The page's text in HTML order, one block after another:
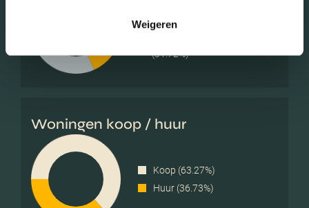
WeigerenZonder kinderen (27.69%)
(31.72%)
Woningen koop / huur
Koop (63.27%)
Huur (36.73%)